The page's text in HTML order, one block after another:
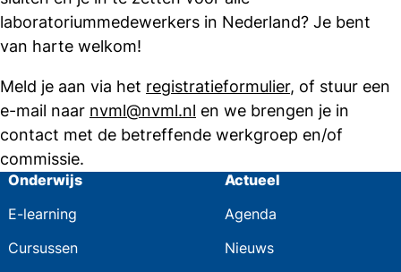
laboratoriummedewerkers in Nederland? Je bent
van harte welkom!
Meld je aan via het registratieformulier, of stuur een
e-mail naar nvml@nvml.nl en we brengen je in
contact met de betreffende werkgroep en/of
commissie.
Onderwijs
E-learning
Cursussen
Actueel
Agenda
Nieuws